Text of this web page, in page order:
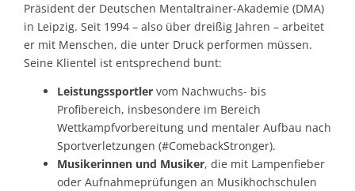
Präsident der Deutschen Mentaltrainer-Akademie (DMA)
in Leipzig. Seit 1994 – also über drei­ßig Jahren – arbeitet
er mit Menschen, die unter Druck performen müssen.
Seine Klientel ist entsprechend bunt:
Leistungssportlervom Nachwuchs- bis
Profibereich, insbesondere im Bereich
Wettkampfvorbereitung und mentaler Aufbau nach
Sportverletzungen (#ComebackStronger).
Musikerinnen und Musiker, die mit Lampenfieber
oder Aufnahmeprüfungen an Musikhochschulen